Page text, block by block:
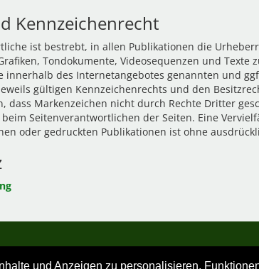
und Anzeigen zu personalisieren,
Kennzeichenrecht
ist bestrebt, in allen Publikationen die
Tondokumente, Videosequenzen und
innerhalb des Internetangebotes genannten und
gültigen Kennzeichenrechts und den
dass Markenzeichen nicht durch Rechte Dritter
Seitenverantwortlichen der Seiten. Eine
oder gedruckten Publikationen ist ohne